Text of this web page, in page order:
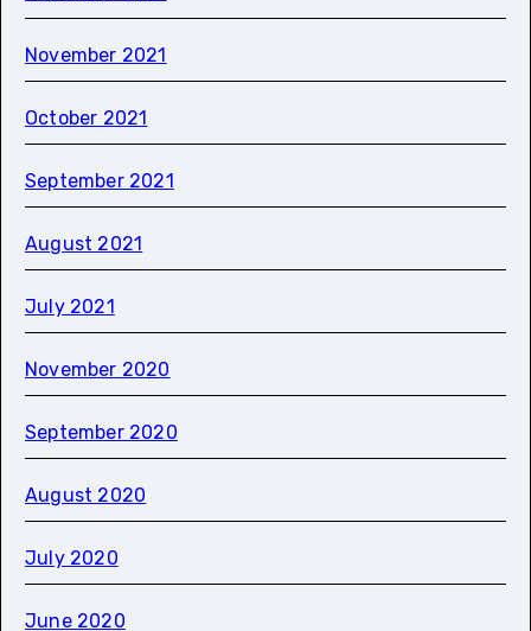
November 2021
October 2021
September 2021
August 2021
July 2021
November 2020
September 2020
August 2020
July 2020
June 2020